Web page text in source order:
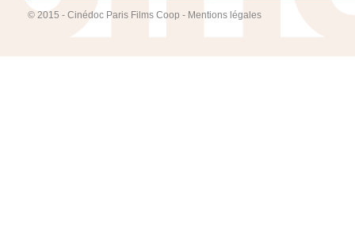
© 2015 - Cinédoc Paris Films Coop - Mentions légales